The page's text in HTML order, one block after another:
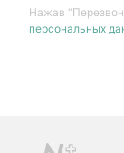
Нажав
персональных